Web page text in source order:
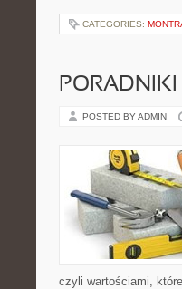
CATEGORIES:
POSTED BY ADMIN
czyli wartościami,